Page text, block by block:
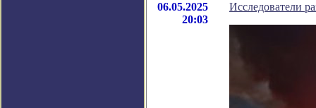
06.05.2025
20:03
Исследователи